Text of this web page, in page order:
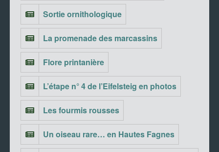
Sortie ornithologique
La promenade des marcassins
Flore printanière
L’étape n° 4 de l’Eifelsteig en photos
Les fourmis rousses
Un oiseau rare… en Hautes Fagnes